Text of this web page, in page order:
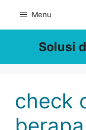
content
Menu
Solusi
check